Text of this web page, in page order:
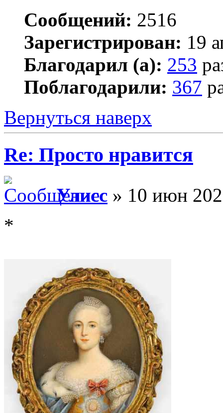
Сообщений: 2516
Зарегистрирован: 19
Благодарил (а): 253
Поблагодарили: 367
Вернуться наверх
Re: Просто нравится
Улисс » 10 июн
*